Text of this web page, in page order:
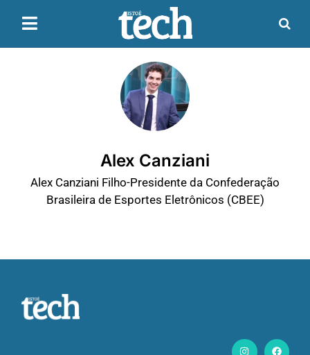
Alex Canziani
Alex Canziani Filho-Presidente da Confederação
Brasileira de Esportes Eletrônicos (CBEE)